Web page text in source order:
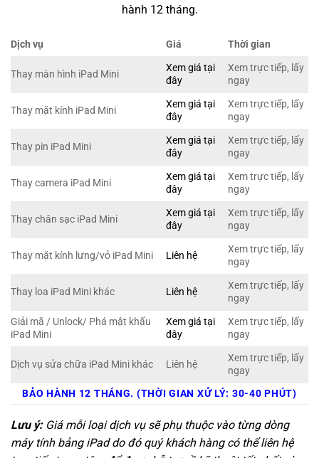
hành 12 tháng.
Dịch vụ Giá Thời gian
Thay màn hình iPad Mini
Xem giá tại
đây
Xem trực tiếp, lấy
ngay
Thay mặt kính iPad Mini
Xem giá tại
đây
Xem trực tiếp, lấy
ngay
Thay pin iPad Mini
Xem giá tại
đây
Xem trực tiếp, lấy
ngay
Thay camera iPad Mini
Xem giá tại
đây
Xem trực tiếp, lấy
ngay
Thay chân sạc iPad Mini
Xem giá tại
đây
Xem trực tiếp, lấy
ngay
Thay mặt kính lưng/vỏ iPad Mini Liên hệ
Xem trực tiếp, lấy
ngay
Thay loa iPad Mini khác Liên hệ
Xem trực tiếp, lấy
ngay
Giải mã / Unlock/ Phá mật khẩu
iPad Mini
Xem giá tại
đây
Xem trực tiếp, lấy
ngay
Dịch vụ sửa chữa iPad Mini khác Liên hệ
Xem trực tiếp, lấy
ngay
BẢO HÀNH 12 THÁNG. (THỜI GIAN XỬ LÝ: 30-40 PHÚT)
Lưu ý:Giá mỗi loại dịch vụ sẽ phụ thuộc vào từng dòng
máy tính bảng iPad do đó quý khách hàng có thể liên hệ